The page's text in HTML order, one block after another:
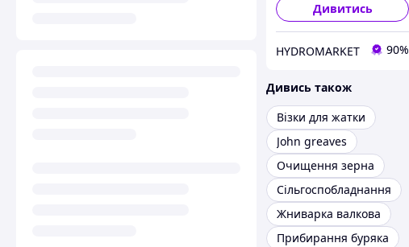
Дивитись
HYDROMARKET 90%
Дивись також
Візки для жатки
John greaves
Очищення зерна
Сільгоспобладнання
Жниварка валкова
Прибирання буряка